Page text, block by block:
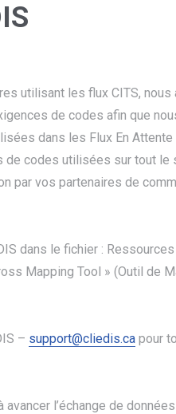
utilisant les flux CITS,
de codes afin que
dans les Flux En Attente
codes utilisées sur tout le
par vos partenaires de
dans le fichier :
Mapping Tool » (Outil de
– support@cliedis.ca pour
l’échange de